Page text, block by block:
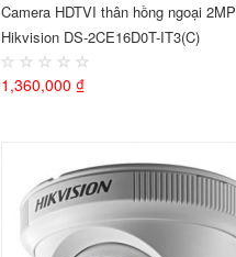
Camera HDTVI thân hồng ngoại 2MP
Hikvision DS-2CE16D0T-IT3(C)
1,360,000 ₫